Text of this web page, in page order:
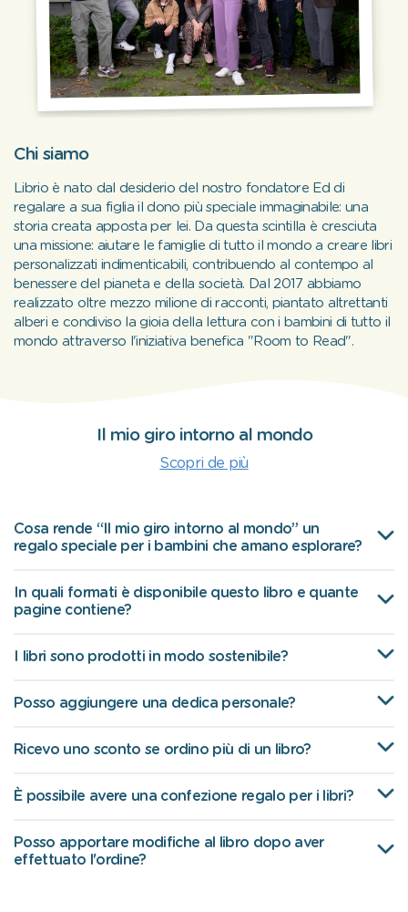
Chi siamo
Librio è nato dal desiderio del nostro fondatore Ed di
regalare a sua figlia il dono più speciale immaginabile: una
storia creata apposta per lei. Da questa scintilla è cresciuta
una missione: aiutare le famiglie di tutto il mondo a creare libri
personalizzati indimenticabili, contribuendo al contempo al
benessere del pianeta e della società. Dal 2017 abbiamo
realizzato oltre mezzo milione di racconti, piantato altrettanti
alberi e condiviso la gioia della lettura con i bambini di tutto il
mondo attraverso l'iniziativa benefica "Room to Read".
Il mio giro intorno al mondo
Scopri de più
Cosa rende “Il mio giro intorno al mondo” un
regalo speciale per i bambini che amano esplorare?
In quali formati è disponibile questo libro e quante
pagine contiene?
I libri sono prodotti in modo sostenibile?
Posso aggiungere una dedica personale?
Ricevo uno sconto se ordino più di un libro?
È possibile avere una confezione regalo per i libri?
Posso apportare modifiche al libro dopo aver
effettuato l'ordine?